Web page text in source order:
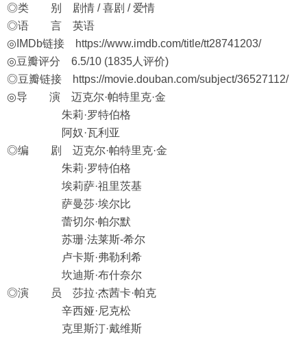
◎类 别 剧情 / 喜剧 / 爱情
◎语 言 英语
◎IMDb链接
https://www.imdb.com/title/tt28741203/
◎豆瓣评分 6.5/10 (1835人评价)
◎豆瓣链接
https://movie.douban.com/subject/36527112/
◎导 演 迈克尔·帕特里克·金
朱莉·罗特伯格
阿奴·瓦利亚
◎编 剧 迈克尔·帕特里克·金
朱莉·罗特伯格
埃莉萨·祖里茨基
萨曼莎·埃尔比
蕾切尔·帕尔默
苏珊·法莱斯-希尔
卢卡斯·弗勒利希
坎迪斯·布什奈尔
◎演 员 莎拉·杰茜卡·帕克
辛西娅·尼克松
克里斯汀·戴维斯